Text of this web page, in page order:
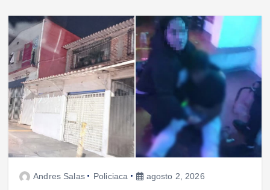
Andres Salas Policiaca agosto 2, 2026